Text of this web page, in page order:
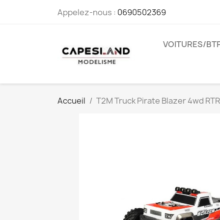
Appelez-nous : 0690502369
VOITURES/
Accueil T2M Truck Pirate Blazer 4wd RTR